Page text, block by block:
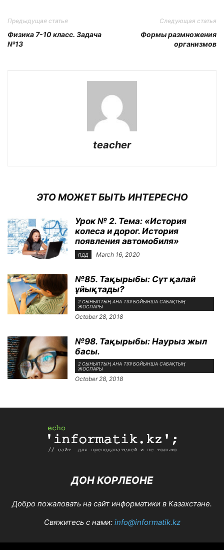
Предыдущая статья
Физика 7-10 класс. Задача
№13
Следующая статья
Формы размножения
организмов
teacher
ЭТО МОЖЕТ БЫТЬ ИНТЕРЕСНО
Урок № 2. Тема: «История
колеса и дорог. История
появления автомобиля»
ПДД March 16, 2020
№85. Тақырыбы: Сүт қалай
ұйықтады?
2 СЫНЫПТЫҢ АНА ТІЛІ БОЙЫНША САБАҚТЫҢ
ЖОСПАРЫ
October 28, 2018
№98. Тақырыбы: Наурыз жыл
басы.
2 СЫНЫПТЫҢ АНА ТІЛІ БОЙЫНША САБАҚТЫҢ
ЖОСПАРЫ
October 28, 2018
ДОН КОРЛЕОНЕ
Добро пожаловать на сайт информатики в Казахстане.
Свяжитесь с нами: info@informatik.kz